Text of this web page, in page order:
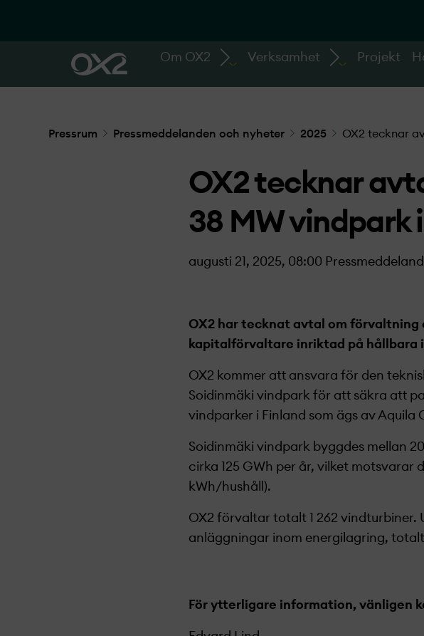
Om OX2 Verksamhet Projekt
Pressrum Pressmeddelanden och nyheter 2025 OX2 tecknar
OX2 tecknar
38 MW vindpark
augusti 21, 2025, 08:00
OX2 har tecknat avtal om förvaltning
kapitalförvaltare inriktad på hållbara
OX2 kommer att ansvara för den
Soidinmäki vindpark för att säkra att
vindparker i Finland som ägs av Aquila
Soidinmäki vindpark byggdes mellan
cirka 125 GWh per år, vilket motsvarar
kWh/hushåll).
OX2 förvaltar totalt 1 262
anläggningar inom energilagring,
För ytterligare information, vänligen